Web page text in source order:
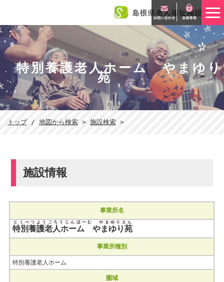
このページの本文へ
特別養護老人ホーム やまゆり
苑
現
置：
トップ/ 地図から検索 > 施設検索 >
施設情報
事業所名
特別養護老人ホーム やまゆり苑
とくべつようごろうじんほーむ やまゆりえん
事業所種別
特別養護老人ホーム
圏域